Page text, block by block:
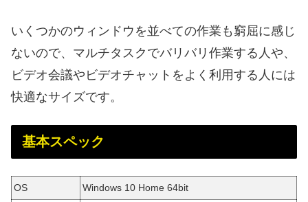
いくつかのウィンドウを並べての作業も窮屈に感じ
ないので、マルチタスクでバリバリ作業する人や、
ビデオ会議やビデオチャットをよく利用する人には
快適なサイズです。
基本スペック
OS Windows 10 Home 64bit